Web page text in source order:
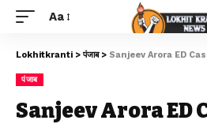
Aa
Lokhitkranti >पंजाब> Sanjeev Arora ED Case: पंजाब मंत्री
पंजाब
Sanjeev Arora ED